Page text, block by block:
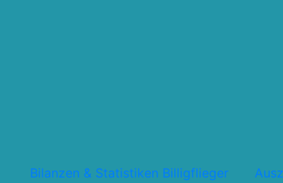
Bilanzen & Statistiken Billigflieger